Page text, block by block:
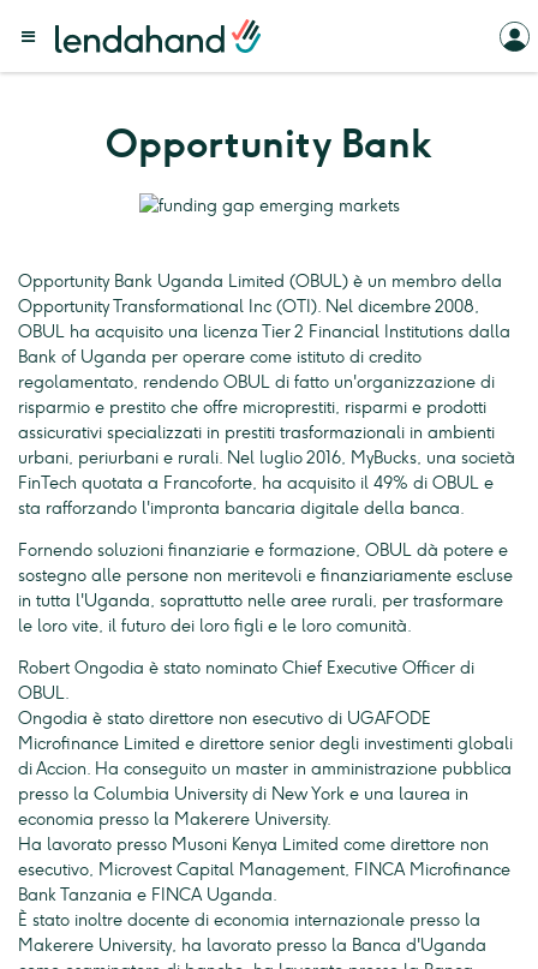
Opportunity Bank
Opportunity Bank Uganda Limited (OBUL) è un membro della
Opportunity Transformational Inc (OTI). Nel dicembre 2008,
OBUL ha acquisito una licenza Tier 2 Financial Institutions dalla
Bank of Uganda per operare come istituto di credito
regolamentato, rendendo OBUL di fatto un'organizzazione di
risparmio e prestito che offre microprestiti, risparmi e prodotti
assicurativi specializzati in prestiti trasformazionali in ambienti
urbani, periurbani e rurali. Nel luglio 2016, MyBucks, una società
FinTech quotata a Francoforte, ha acquisito il 49% di OBUL e
sta rafforzando l'impronta bancaria digitale della banca.
Fornendo soluzioni finanziarie e formazione, OBUL dà potere e
sostegno alle persone non meritevoli e finanziariamente escluse
in tutta l'Uganda, soprattutto nelle aree rurali, per trasformare
le loro vite, il futuro dei loro figli e le loro comunità.
Robert Ongodia è stato nominato Chief Executive Officer di
OBUL.
Ongodia è stato direttore non esecutivo di UGAFODE
Microfinance Limited e direttore senior degli investimenti globali
di Accion. Ha conseguito un master in amministrazione pubblica
presso la Columbia University di New York e una laurea in
economia presso la Makerere University.
Ha lavorato presso Musoni Kenya Limited come direttore non
esecutivo, Microvest Capital Management, FINCA Microfinance
Bank Tanzania e FINCA Uganda.
È stato inoltre docente di economia internazionale presso la
Makerere University, ha lavorato presso la Banca d'Uganda